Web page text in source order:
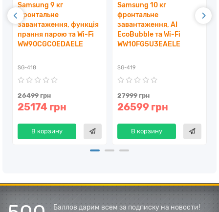
Samsung 9 кг
фронтальне
завантаження, функція
прання парою та Wi-Fi
WW90CGC0EDAELE
SG-418
26499 грн
25174 грн
В корзину
Samsung 10 кг
фронтальне
завантаження, AI
EcoBubble та Wi-Fi
WW10FG5U3EAELE
SG-419
27999 грн
26599 грн
В корзину
Баллов дарим всем за подписку на новости!